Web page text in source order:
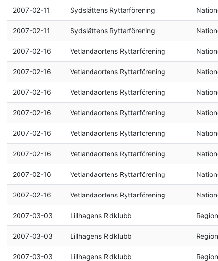
2007-02-11 Sydslättens Ryttarförening
2007-02-11 Sydslättens Ryttarförening
2007-02-16 Vetlandaortens Ryttarförening
2007-02-16 Vetlandaortens Ryttarförening
2007-02-16 Vetlandaortens Ryttarförening
2007-02-16 Vetlandaortens Ryttarförening
2007-02-16 Vetlandaortens Ryttarförening
2007-02-16 Vetlandaortens Ryttarförening
2007-02-16 Vetlandaortens Ryttarförening
2007-02-16 Vetlandaortens Ryttarförening
2007-03-03 Lillhagens Ridklubb
2007-03-03 Lillhagens Ridklubb
2007-03-03 Lillhagens Ridklubb